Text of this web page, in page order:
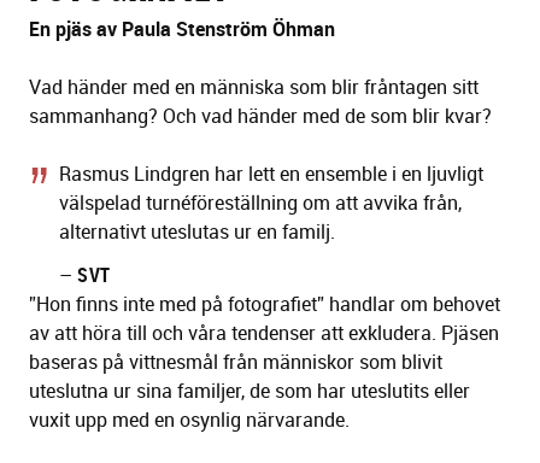
En pjäs av Paula Stenström Öhman
Vad händer med en människa som blir fråntagen sitt
sammanhang? Och vad händer med de som blir kvar?
Rasmus Lindgren har lett en ensemble i en ljuvligt
välspelad turnéföreställning om att avvika från,
alternativt uteslutas ur en familj.
– SVT
”Hon finns inte med på fotografiet” handlar om behovet
av att höra till och våra tendenser att exkludera. Pjäsen
baseras på vittnesmål från människor som blivit
uteslutna ur sina familjer, de som har uteslutits eller
vuxit upp med en osynlig närvarande.